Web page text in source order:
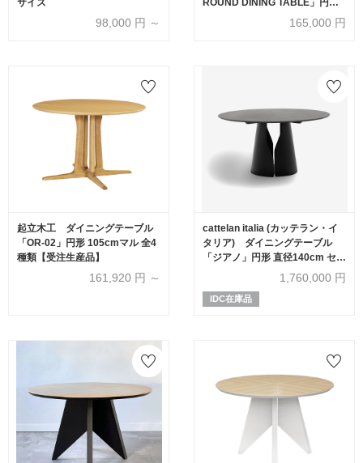
サイズ
98,000 円 ～
ROUND DINING TABLE」円形
165,000 円
起立木工 ダイニングテーブル
「OR-02」円形 105cmマル 全4
種類【受注生産品】
161,920 円 ～
cattelan italia (カッテラン・イ
タリア) ダイニングテーブル
「ジアノ」円形 直径140cm セラ
ミック材 ポルトロ色1,760,000 円
IDC在庫品